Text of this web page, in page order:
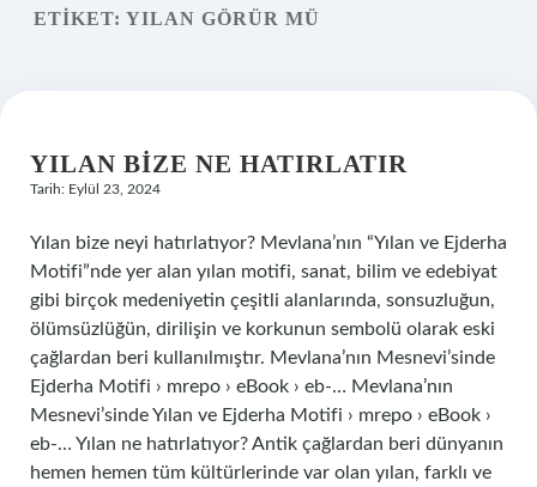
Yasal Uyarı
ETIKET: YILAN GÖRÜR MÜ
YILAN BIZE NE HATIRLATIR
Tarih: Eylül 23, 2024
Yılan bize neyi hatırlatıyor? Mevlana’nın “Yılan ve Ejderha
Motifi”nde yer alan yılan motifi, sanat, bilim ve edebiyat
gibi birçok medeniyetin çeşitli alanlarında, sonsuzluğun,
ölümsüzlüğün, dirilişin ve korkunun sembolü olarak eski
çağlardan beri kullanılmıştır. Mevlana’nın Mesnevi’sinde
Ejderha Motifi › mrepo › eBook › eb-… Mevlana’nın
Mesnevi’sinde Yılan ve Ejderha Motifi › mrepo › eBook ›
eb-… Yılan ne hatırlatıyor? Antik çağlardan beri dünyanın
hemen hemen tüm kültürlerinde var olan yılan, farklı ve